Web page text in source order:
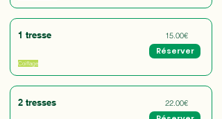
1 tresse 15.00€
Réserver
Coiffage
2 tresses 22.00€